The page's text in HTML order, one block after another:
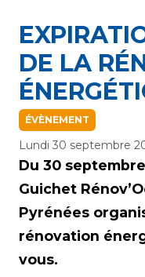
DE LA
ÉVÈNEMENT
Lundi 30 septembre
Du 30
Guichet
Pyrénées
rénovation
vous.